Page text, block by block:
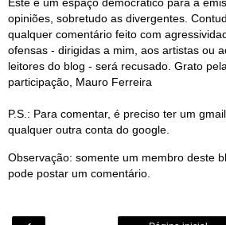
Este é um espaço democrático para a
opiniões, sobretudo as divergentes.
qualquer comentário feito com
ofensas - dirigidas a mim, aos artistas ou
leitores do blog - será recusado. Grato
participação, Mauro Ferreira
P.S.: Para comentar, é preciso ter um
qualquer outra conta do google.
Observação: somente um membro deste
pode postar um comentário.